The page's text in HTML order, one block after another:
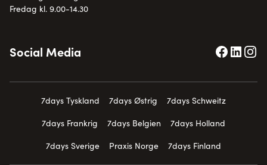
Fredag kl. 9.00-14.30
Social Media
7days Tyskland 7days Østrig
7days Schweitz
7days Frankrig
7days Belgien
7days Holland
7days Sverige
Praxis Norge 7days Finland